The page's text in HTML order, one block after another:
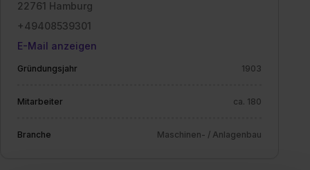
22761 Hamburg
+49408539301
E-Mail anzeigen
Gründungsjahr 1903
Mitarbeiter ca. 180
Branche Maschinen- / Anlagenbau